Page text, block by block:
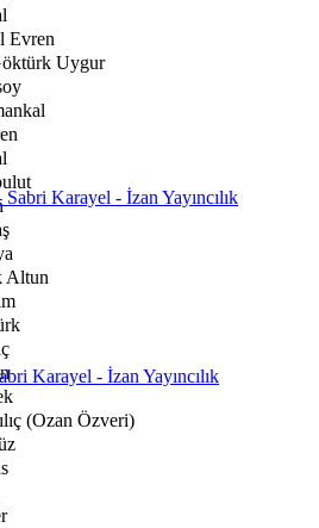
Evren
Uygur
Altun
(Ozan Özveri)
Karayel - İzan Yayıncılık